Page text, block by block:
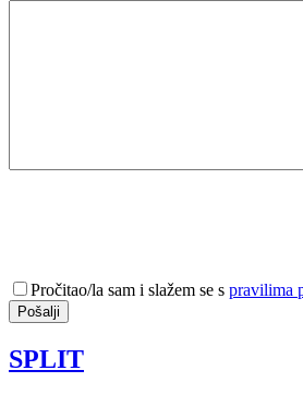
Pročitao/la sam i slažem se s pravilima
SPLIT